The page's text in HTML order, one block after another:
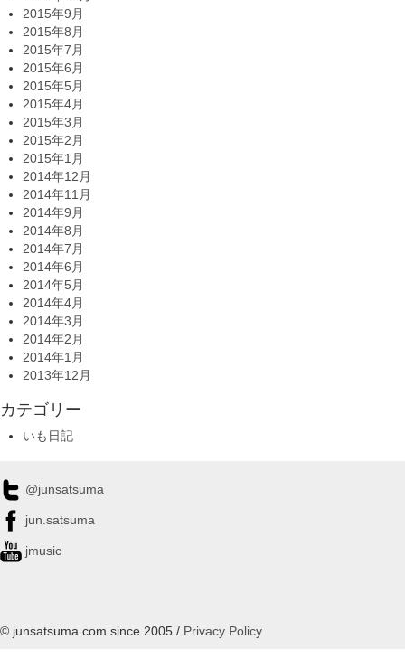
2015年9月
2015年8月
2015年7月
2015年6月
2015年5月
2015年4月
2015年3月
2015年2月
2015年1月
2014年12月
2014年11月
2014年9月
2014年8月
2014年7月
2014年6月
2014年5月
2014年4月
2014年3月
2014年2月
2014年1月
2013年12月
カテゴリー
いも日記
@junsatsuma
jun.satsuma
jmusic
© junsatsuma.com since 2005 / Privacy Policy